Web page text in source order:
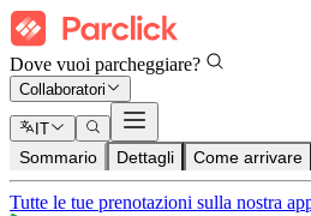
Dove vuoi parcheggiare?
Collaboratori
IT
Sommario Dettagli Come arrivare
Tutte le tue prenotazioni sulla nostra